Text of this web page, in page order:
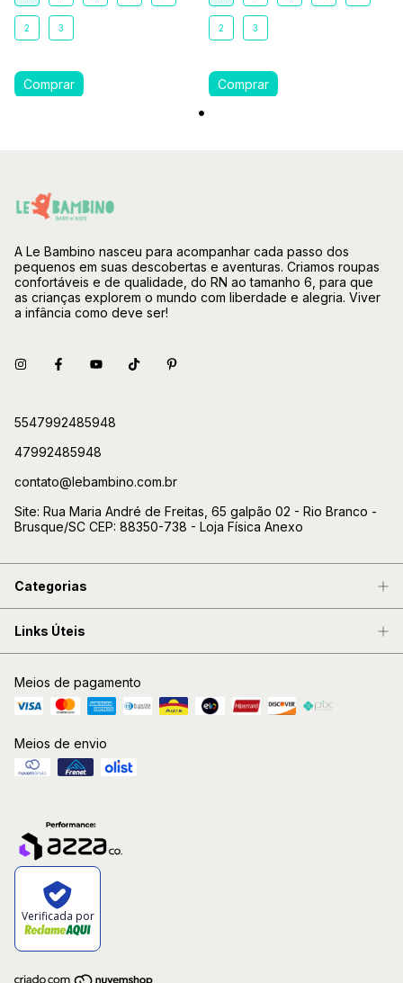
2 3 2 3
A Le Bambino nasceu para acompanhar cada passo dos
pequenos em suas descobertas e aventuras. Criamos roupas
confortáveis e de qualidade, do RN ao tamanho 6, para que
as crianças explorem o mundo com liberdade e alegria. Viver
a infância como deve ser!
5547992485948
47992485948
contato@lebambino.com.br
Site: Rua Maria André de Freitas, 65 galpão 02 - Rio Branco -
Brusque/SC CEP: 88350-738 - Loja Física Anexo
Categorias
Links Úteis
Meios de pagamento
Meios de envio
Verificada por